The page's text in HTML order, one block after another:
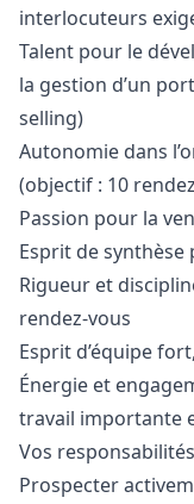
interlocuteurs
Talent pour le
la gestion d’un
selling)
Autonomie dans
(objectif : 10
Passion pour la
Esprit de
Rigueur et
rendez-vous
Esprit d’équipe
Énergie et
travail importante
Vos responsabilités
Prospecter